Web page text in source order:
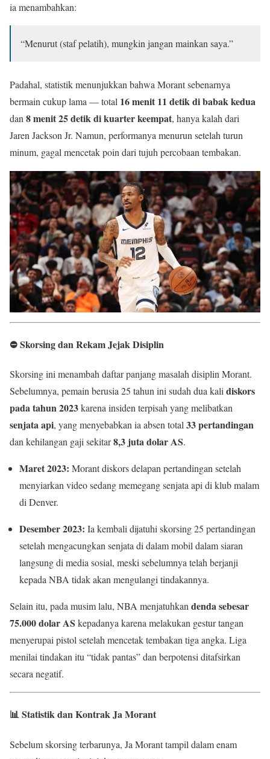
ia menambahkan:
“Menurut (staf pelatih), mungkin jangan mainkan saya.”
Padahal, statistik menunjukkan bahwa Morant sebenarnya
bermain cukup lama — total 16 menit 11 detik di babak kedua
dan8 menit 25 detik di kuarter keempat, hanya kalah dari
Jaren Jackson Jr. Namun, performanya menurun setelah turun
minum, gagal mencetak poin dari tujuh percobaan tembakan.
⛔ Skorsing dan Rekam Jejak Disiplin
Skorsing ini menambah daftar panjang masalah disiplin Morant.
Sebelumnya, pemain berusia 25 tahun ini sudah dua kali diskors
pada tahun 2023karena insiden terpisah yang melibatkan
senjata api, yang menyebabkan ia absen total 33 pertandingan
dan kehilangan gaji sekitar8,3 juta dolar AS.
Maret 2023: Morant diskors delapan pertandingan setelah
menyiarkan video sedang memegang senjata api di klub malam
di Denver.
Desember 2023: Ia kembali dijatuhi skorsing 25 pertandingan
setelah mengacungkan senjata di dalam mobil dalam siaran
langsung di media sosial, meski sebelumnya telah berjanji
kepada NBA tidak akan mengulangi tindakannya.
Selain itu, pada musim lalu, NBA menjatuhkan denda sebesar
75.000 dolar AS kepadanya karena melakukan gestur tangan
menyerupai pistol setelah mencetak tembakan tiga angka. Liga
menilai tindakan itu “tidak pantas” dan berpotensi ditafsirkan
secara negatif.
📊 Statistik dan Kontrak Ja Morant
Sebelum skorsing terbarunya, Ja Morant tampil dalam enam